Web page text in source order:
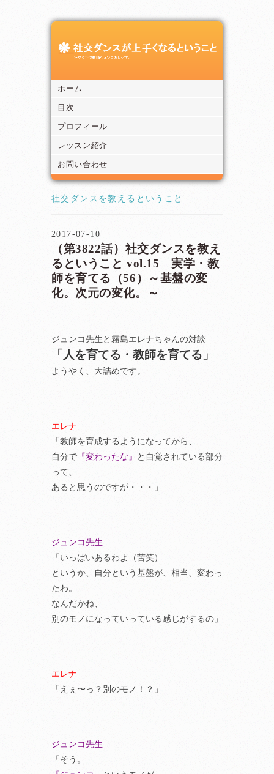
ホーム
目次
プロフィール
レッスン紹介
お問い合わせ
社交ダンスを教えるということ
2017-07-10
（第3822話）社交ダンスを教え
るということ vol.15 実学・教
師を育てる（56）～基盤の変
化。次元の変化。～
ジュンコ先生と霧島エレナちゃんの対談
「人を育てる・教師を育てる」
ようやく、大詰めです。
エレナ
「教師を育成するようになってから、
自分で 『変わったな』
と自覚されている部分
って、
あると思うのですが・・・」
ジュンコ先生
「いっぱいあるわよ（苦笑）
というか、自分という基盤が、相当、変わっ
たわ。
なんだかね、
別のモノになっていっている感じがするの」
エレナ
「えぇ〜っ？別のモノ！？」
ジュンコ先生
「そう。